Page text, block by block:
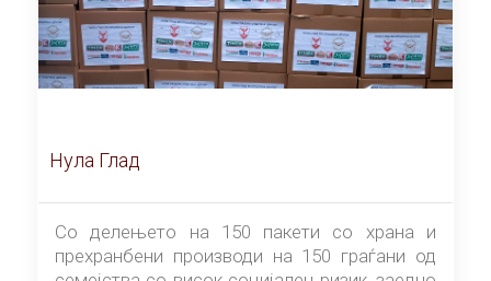
Нула Глад
Со делењето на 150 пакети со храна и
прехранбени производи на 150 граѓани од